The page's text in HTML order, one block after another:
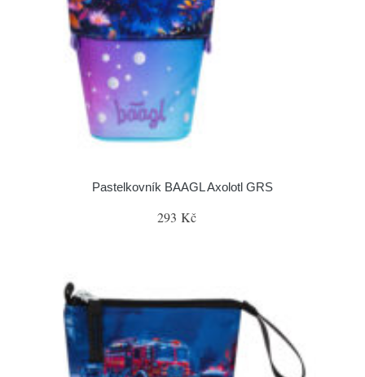
Pastelkovník BAAGL Axolotl GRS
293 Kč